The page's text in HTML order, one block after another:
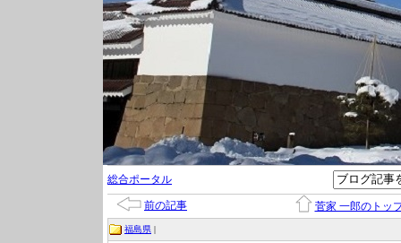
総合ポータル
前の記事 菅家 一郎のトッ
福島県 |